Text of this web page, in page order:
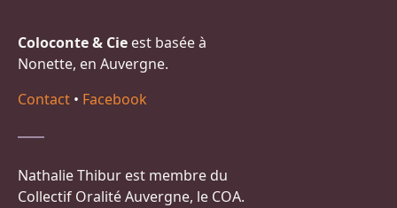
Coloconte & Cie est basée à
Nonette, en Auvergne.
Contact • Facebook
Nathalie Thibur est membre du
Collectif Oralité Auvergne, le COA.